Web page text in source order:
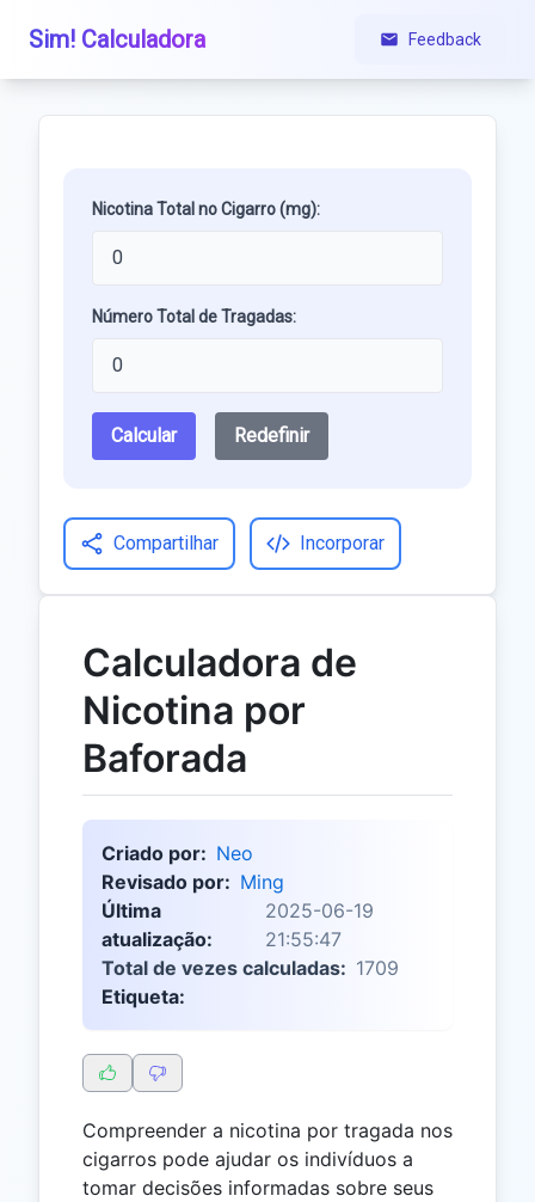
Sim! Calculadora Feedback
Nicotina Total no Cigarro (mg):
Número Total de Tragadas:
Calcular Redefinir
Compartilhar Incorporar
Calculadora de
Nicotina por
Baforada
Criado por: Neo
Revisado por: Ming
Última
atualização:
2025-06-19
21:55:47
Total de vezes calculadas: 1709
Etiqueta:
Compreender a nicotina por tragada nos
cigarros pode ajudar os indivíduos a
tomar decisões informadas sobre seus